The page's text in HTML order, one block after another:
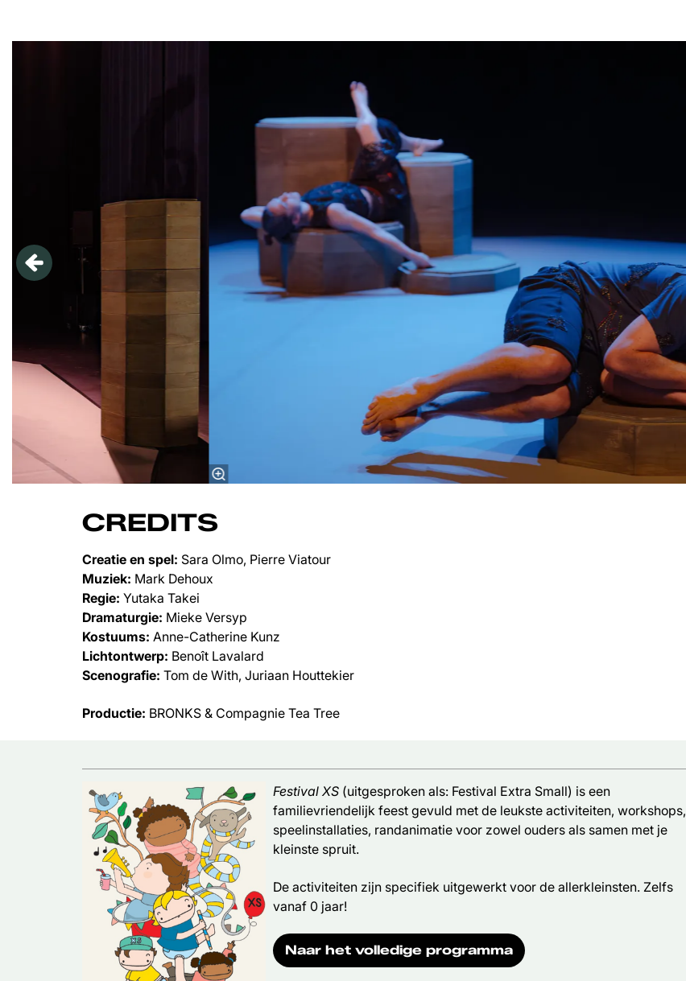
CREDITS
Creatie en spel: Sara Olmo, Pierre Viatour
Muziek: Mark Dehoux
Regie: Yutaka Takei
Dramaturgie: Mieke Versyp
Kostuums: Anne-Catherine Kunz
Lichtontwerp: Benoît Lavalard
Scenografie: Tom de With, Juriaan Houttekier
Productie: BRONKS & Compagnie Tea Tree
Festival XS(uitgesproken als: Festival Extra Small) is een
familievriendelijk feest gevuld met de leukste activiteiten, workshops,
speelinstallaties, randanimatie voor zowel ouders als samen met je
kleinste spruit.
De activiteiten zijn specifiek uitgewerkt voor de allerkleinsten. Zelfs
vanaf 0 jaar!
Naar het volledige programma